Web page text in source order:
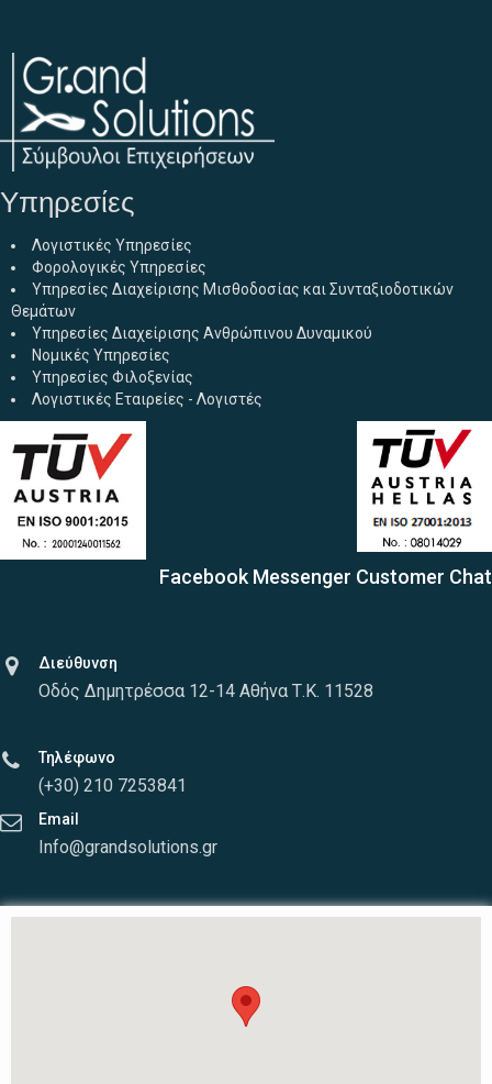
Υπηρεσίες
Λογιστικές Υπηρεσίες
Φορολογικές Υπηρεσίες
Υπηρεσίες Διαχείρισης Μισθοδοσίας και Συνταξιοδοτικών
Θεμάτων
Υπηρεσίες Διαχείρισης Ανθρώπινου Δυναμικού
Νομικές Υπηρεσίες
Υπηρεσίες Φιλοξενίας
Λογιστικές Εταιρείες - Λογιστές
Facebook Messenger Customer Chat
Διεύθυνση
Οδός Δημητρέσσα 12-14 Αθήνα Τ.Κ. 11528
Τηλέφωνο
(+30) 210 7253841
Email
Info@grandsolutions.gr